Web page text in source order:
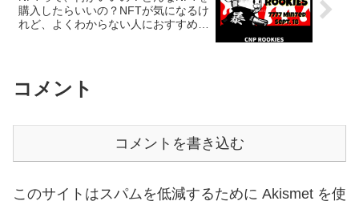
購入したらいいの？NFTが気になるけ
れど、よくわからない人におすすめの
コメント
コメントを書き込む
このサイトはスパムを低減するために Akismet を使